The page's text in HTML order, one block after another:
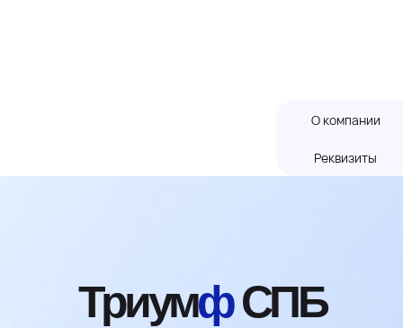
Реквизиты
О компании
ТриумфСПБ